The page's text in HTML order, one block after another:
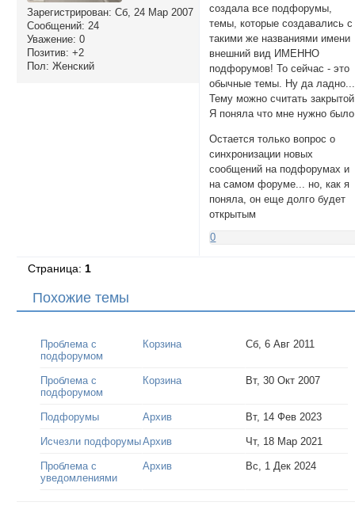
Зарегистрирован: Сб, 24 Мар 2007
Сообщений: 24
Уважение: 0
Позитив: +2
Пол: Женский
создала все подфорумы,
темы, которые создавались с
такими же названиями имени
внешний вид ИМЕННО
подфорумов! То сейчас - это
обычные темы. Ну да ладно...
Тему можно считать
Я поняла что мне нужно
Остается только вопрос о
синхронизации новых
сообщений на подфорумах и
на самом форуме... но, как я
поняла, он еще долго будет
открытым
0
Страница: 1
Похожие темы
Проблема с
подфорумом
Корзина Сб, 6 Авг 2011
Проблема с
подфорумом
Корзина Вт, 30 Окт 2007
Подфорумы Архив Вт, 14 Фев 2023
Исчезли подфорумыАрхив Чт, 18 Мар 2021
Проблема с
уведомлениями
Архив Вс, 1 Дек 2024